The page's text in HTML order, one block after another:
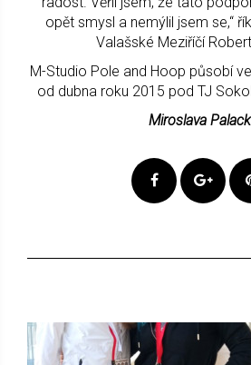
opět smysl a nemýlil jsem se,“
Valašské Meziříčí
M-Studio Pole and Hoop působí
od dubna roku 2015 pod TJ
Miroslava